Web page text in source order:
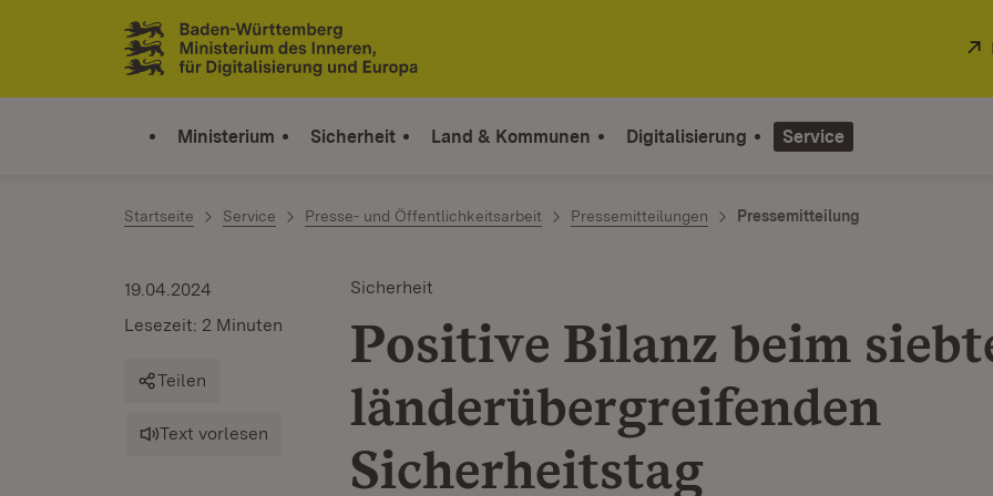
Zum Inhalt springen
Link zur Startseite
Ministerium Sicherheit Land & Kommunen Digitalisierung Service
Startseite Service Presse- und Öffentlichkeitsarbeit Pressemitteilungen Pressemitteilung
Sicherheit
Positive Bilanz beim
länderübergreifenden
Sicherheitstag
19.04.2024
Lesezeit: 2 Minuten
Teilen
Text vorlesen